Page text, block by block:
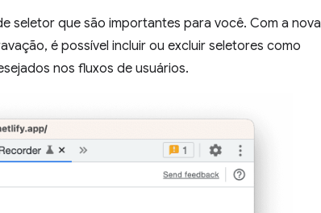
seletor que são importantes para você. Com a nova
é possível incluir ou excluir seletores como
nos fluxos de usuários.